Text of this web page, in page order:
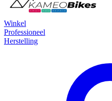
Winkel
Professioneel
Herstelling